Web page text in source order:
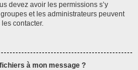
devez avoir les permissions s’y
et les administrateurs peuvent
contacter.
à mon message ?